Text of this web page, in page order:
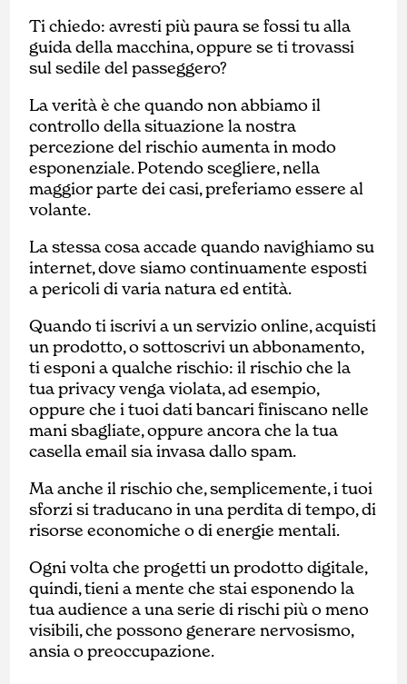
Ti chiedo: avresti più paura se fossi tu alla
guida della macchina, oppure se ti trovassi
sul sedile del passeggero?
La verità è che quando non abbiamo il
controllo della situazione la nostra
percezione del rischio aumenta in modo
esponenziale. Potendo scegliere, nella
maggior parte dei casi, preferiamo essere al
volante.
La stessa cosa accade quando navighiamo su
internet, dove siamo continuamente esposti
a pericoli di varia natura ed entità.
Quando ti iscrivi a un servizio online, acquisti
un prodotto, o sottoscrivi un abbonamento,
ti esponi a qualche rischio: il rischio che la
tua privacy venga violata, ad esempio,
oppure che i tuoi dati bancari finiscano nelle
mani sbagliate, oppure ancora che la tua
casella email sia invasa dallo spam.
Ma anche il rischio che, semplicemente, i tuoi
sforzi si traducano in una perdita di tempo, di
risorse economiche o di energie mentali.
Ogni volta che progetti un prodotto digitale,
quindi, tieni a mente che stai esponendo la
tua audience a una serie di rischi più o meno
visibili, che possono generare nervosismo,
ansia o preoccupazione.